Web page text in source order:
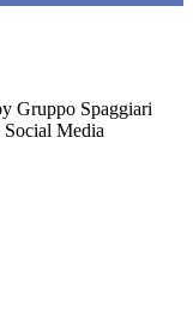
Gruppo Spaggiari
Media